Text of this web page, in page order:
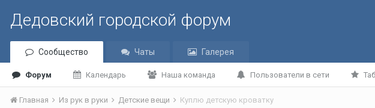
Дедовский городской форум
Сообщество
Форум Календарь Наша команда Пользователи в сети
Чаты Галерея
Главная Из рук в руки Детские вещи Куплю детскую кроватку